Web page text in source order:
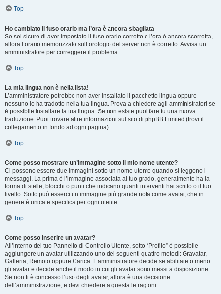
Top
Ho cambiato il fuso orario ma l’ora è ancora sbagliata
Se sei sicuro di aver impostato il fuso orario corretto e l’ora è ancora scorretta,
allora l’orario memorizzato sull’orologio del server non è corretto. Avvisa un
amministratore per correggere il problema.
Top
La mia lingua non è nella lista!
L’amministratore potrebbe non aver installato il pacchetto lingua oppure
nessuno lo ha tradotto nella tua lingua. Prova a chiedere agli amministratori se
è possibile installare la tua lingua. Se non esiste puoi fare tu una nuova
traduzione. Puoi trovare altre informazioni sul sito di phpBB Limited (trovi il
collegamento in fondo ad ogni pagina).
Top
Come posso mostrare un’immagine sotto il mio nome utente?
Ci possono essere due immagini sotto un nome utente quando si leggono i
messaggi. La prima è l’immagine associata al tuo grado, generalmente ha la
forma di stelle, blocchi o punti che indicano quanti interventi hai scritto o il tuo
livello. Sotto può esserci un’immagine più grande nota come avatar, che in
genere è unica e specifica per ogni utente.
Top
Come posso inserire un avatar?
All’interno del tuo Pannello di Controllo Utente, sotto “Profilo” è possibile
aggiungere un avatar utilizzando uno dei seguenti quattro metodi: Gravatar,
Galleria, Remoto oppure Carica. L’amministratore decide se abilitare o meno
gli avatar e decide anche il modo in cui gli avatar sono messi a disposizione.
Se non ti è concesso l’uso degli avatar, allora è una decisione
dell’amministrazione, e devi chiedere a questa le ragioni.